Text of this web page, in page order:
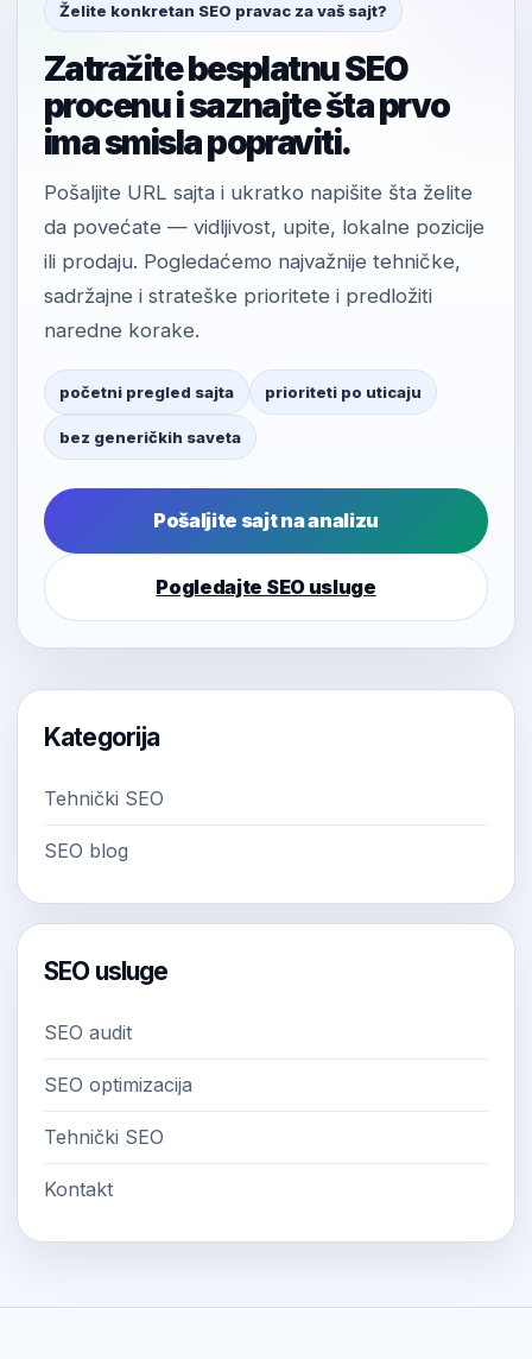
Želite konkretan SEO pravac za vaš sajt?
Zatražite besplatnu SEO
procenu i saznajte šta prvo
ima smisla popraviti.
Pošaljite URL sajta i ukratko napišite šta želite
da povećate — vidljivost, upite, lokalne pozicije
ili prodaju. Pogledaćemo najvažnije tehničke,
sadržajne i strateške prioritete i predložiti
naredne korake.
početni pregled sajta prioriteti po uticaju
bez generičkih saveta
Pošaljite sajt na analizu
Pogledajte SEO usluge
Kategorija
Tehnički SEO
SEO blog
SEO usluge
SEO audit
SEO optimizacija
Tehnički SEO
Kontakt